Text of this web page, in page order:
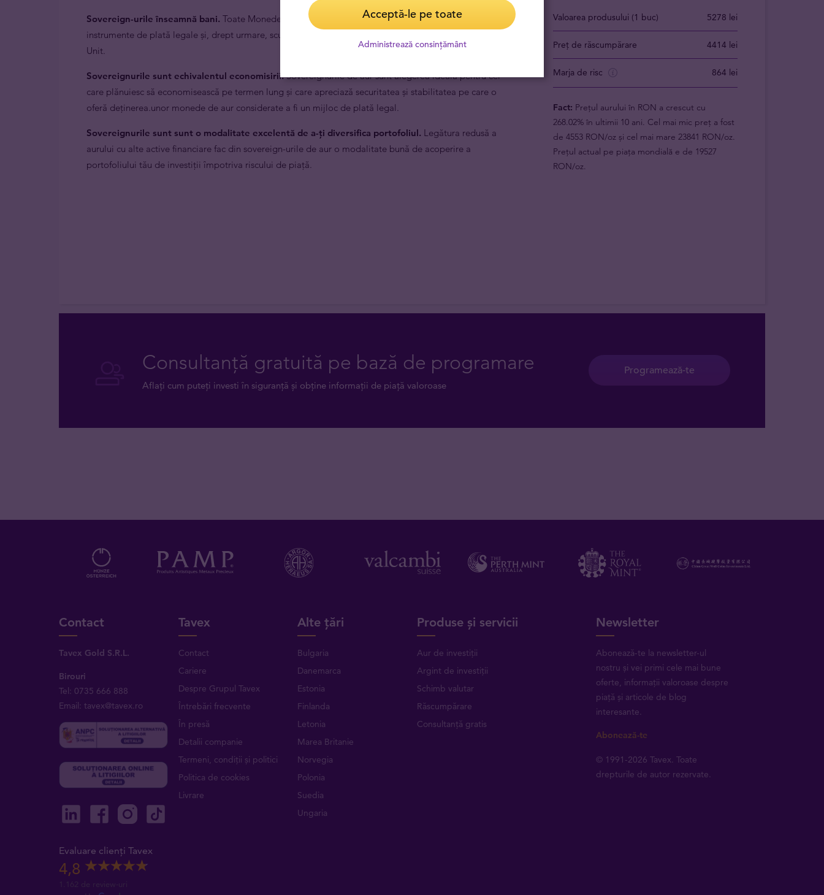
Sovereign-urile înseamnă bani. Toate Monedele de Aur sovereign emise după 1837 sunt considerate
instrumente de plată legale și, drept urmare, scutite de la impozitul pe câștigurile de capital în Regatul
Unit.
Sovereignurile sunt echivalentul economisirii.Sovereignurile de aur sunt alegerea ideală pentru cei
care plănuiesc să economisească pe termen lung și care apreciază securitatea și stabilitatea pe care o
oferă deținerea.unor monede de aur considerate a fi un mijloc de plată legal.
Sovereignurile sunt sunt o modalitate excelentă de a-ți diversifica portofoliul. Legătura redusă a
aurului cu alte active financiare fac din sovereign-urile de aur o modalitate bună de acoperire a
portofoliului tău de investiții împotriva riscului de piață.
Valoarea produsului (1 buc) 5278 lei
Preț de răscumpărare 4414 lei
Marja de risc 864 lei
Fact: Prețul aurului în RON a crescut cu
268.02% în ultimii 10 ani. Cel mai mic preț a fost
de 4553 RON/oz și cel mai mare 23841 RON/oz.
Prețul actual pe piața mondială e de 19527
RON/oz.
Consultanță gratuită pe bază de programare
Aflați cum puteți investi în siguranță și obține informații de piață valoroase
Programează-te
Contact
Tavex Gold S.R.L.
Birouri
Tel: 0735 666 888
Email: tavex@tavex.ro
Evaluare clienți Tavex
4,8
1.162 de review-uri
Tavex
Contact
Cariere
Despre Grupul Tavex
Întrebări frecvente
În presă
Detalii companie
Termeni, condiții și politici
Politica de cookies
Livrare
Alte țări
Bulgaria
Danemarca
Estonia
Finlanda
Letonia
Marea Britanie
Norvegia
Polonia
Suedia
Ungaria
Produse și servicii
Aur de investiții
Argint de investiții
Schimb valutar
Răscumpărare
Consultanță gratis
Newsletter
Abonează-te la newsletter-ul
nostru și vei primi cele mai bune
oferte, informații valoroase despre
piață și articole de blog
interesante.
Abonează-te
© 1991-2026 Tavex. Toate
drepturile de autor rezervate.
Acceptă-le pe toate
Administrează consințământ